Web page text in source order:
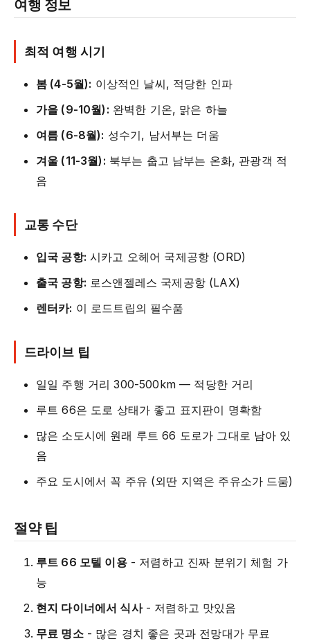
최적 여행 시기
봄 (4-5월): 이상적인 날씨, 적당한 인파
가을 (9-10월): 완벽한 기온, 맑은 하늘
여름 (6-8월): 성수기, 남서부는 더움
겨울 (11-3월): 북부는 춥고 남부는 온화, 관광객 적
음
교통 수단
입국 공항: 시카고 오헤어 국제공항 (ORD)
출국 공항: 로스앤젤레스 국제공항 (LAX)
렌터카: 이 로드트립의 필수품
드라이브 팁
일일 주행 거리 300-500km — 적당한 거리
루트 66은 도로 상태가 좋고 표지판이 명확함
많은 소도시에 원래 루트 66 도로가 그대로 남아 있
음
주요 도시에서 꼭 주유 (외딴 지역은 주유소가 드뭄)
절약 팁
루트 66 모텔 이용- 저렴하고 진짜 분위기 체험 가
능
현지 다이너에서 식사- 저렴하고 맛있음
무료 명소- 많은 경치 좋은 곳과 전망대가 무료